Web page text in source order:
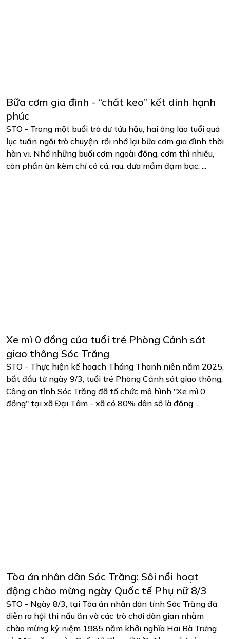
Bữa cơm gia đình - “chất keo” kết dính hạnh
phúc
STO - Trong một buổi trà dư tửu hậu, hai ông lão tuổi quá
lục tuần ngồi trò chuyện, rồi nhớ lại bữa cơm gia đình thời
hàn vi. Nhớ những buổi cơm ngoài đồng, cơm thì nhiều,
còn phần ăn kèm chỉ có cá, rau, dưa mắm đạm bạc, ...
Xe mì 0 đồng của tuổi trẻ Phòng Cảnh sát
giao thông Sóc Trăng
STO - Thực hiện kế hoạch Tháng Thanh niên năm 2025,
bắt đầu từ ngày 9/3, tuổi trẻ Phòng Cảnh sát giao thông,
Công an tỉnh Sóc Trăng đã tổ chức mô hình "Xe mì 0
đồng" tại xã Đại Tâm - xã có 80% dân số là đồng ...
Tòa án nhân dân Sóc Trăng: Sôi nổi hoạt
động chào mừng ngày Quốc tế Phụ nữ 8/3
STO - Ngày 8/3, tại Tòa án nhân dân tỉnh Sóc Trăng đã
diễn ra hội thi nấu ăn và các trò chơi dân gian nhằm
chào mừng kỷ niệm 1985 năm khởi nghĩa Hai Bà Trưng